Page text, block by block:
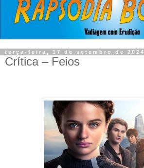
terça-feira, 17 de setembro de 2024
Crítica – Feios